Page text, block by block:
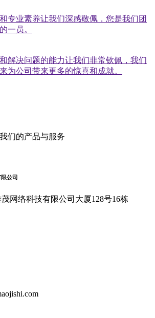
专业素养让我们深感敬佩，您是我们团
一员。
解决问题的能力让我们非常钦佩，我们
为公司带来更多的惊喜和成就。
们的产品与服务
公司
网络科技有限公司大厦128号16栋